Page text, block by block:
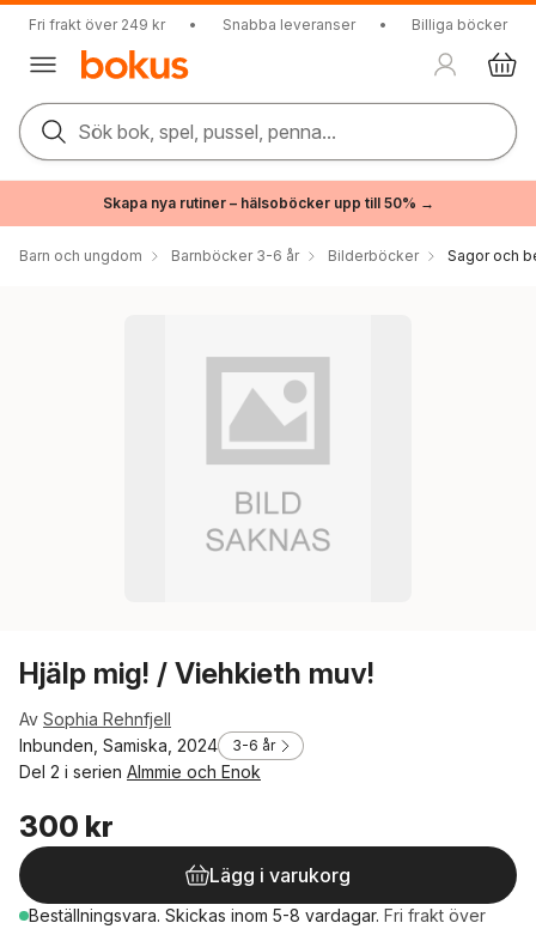
Fri frakt över 249 kr • Snabba leveranser • Billiga böcker
Sök bok, spel, pussel, penna...
Skapa nya rutiner – hälsoböcker upp till 50% →
Barn och ungdom Barnböcker 3-6 år Bilderböcker Sagor och
Hjälp mig! / Viehkieth muv!
Av Sophia Rehnfjell
Inbunden, Samiska, 2024
3-6 år
Del 2 i serien Almmie och Enok
300 kr
Lägg i varukorg
Beställningsvara. Skickas inom 5-8 vardagar. Fri frakt över